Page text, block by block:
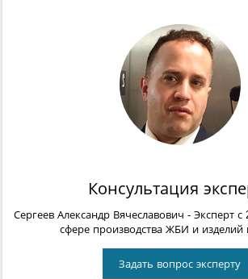
Консультация
Сергеев Александр Вячеславович - Эксперт с
сфере производства ЖБИ и изделий
Задать вопрос эксперту